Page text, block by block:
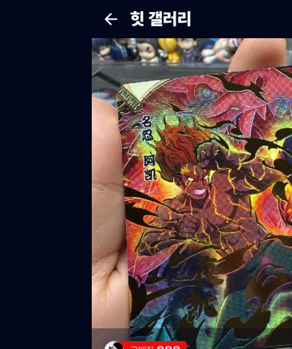
힛 갤러리